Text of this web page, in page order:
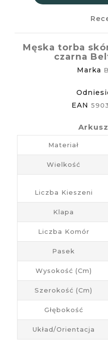
Męska torba
czarna
Marka
EAN
Materiał
Wielkość
Liczba Kieszeni
Klapa
Liczba Komór
Pasek
Wysokość (cm)
Szerokość (cm)
Głębokość
Układ/Orientacja